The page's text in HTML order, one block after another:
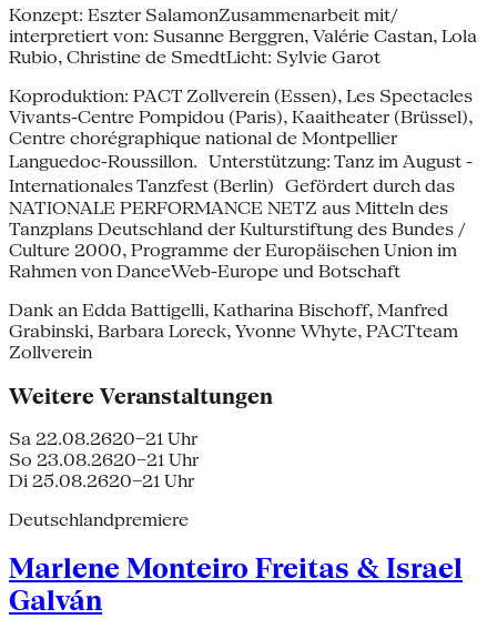
Konzept: Eszter SalamonZusammenarbeit mit/
interpretiert von: Susanne Berggren, Valérie Castan, Lola
Rubio, Christine de SmedtLicht: Sylvie Garot
Koproduktion: PACT Zollverein (Essen), Les Spectacles
Vivants-Centre Pompidou (Paris), Kaaitheater (Brüssel),
Centre chorégraphique national de Montpellier
Languedoc-Roussillon. Unterstützung: Tanz im August -
Internationales Tanzfest (Berlin) Gefördert durch das
NATIONALE PERFORMANCE NETZ aus Mitteln des
Tanzplans Deutschland der Kulturstiftung des Bundes /
Culture 2000, Programme der Europäischen Union im
Rahmen von DanceWeb-Europe und Botschaft
Dank an Edda Battigelli, Katharina Bischoff, Manfred
Grabinski, Barbara Loreck, Yvonne Whyte, PACTteam
Zollverein
Weitere Veranstaltungen
Sa 22.08.2620–21 Uhr
So 23.08.2620–21 Uhr
Di 25.08.2620–21 Uhr
Deutschlandpremiere
Marlene Monteiro Freitas & Israel
Galván